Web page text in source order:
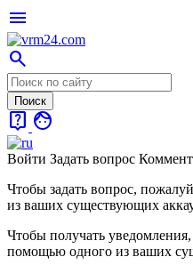
menu
search
live_help face
Войти Задать вопрос
Чтобы задать вопрос,
из ваших существующих
Чтобы получать
помощью одного из ваших